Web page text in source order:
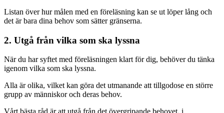
Listan över hur målen med en föreläsning kan se ut löper lång och
det är bara dina behov som sätter gränserna.
2. Utgå från vilka som ska lyssna
När du har syftet med föreläsningen klart för dig, behöver du tänka
igenom vilka som ska lyssna.
Alla är olika, vilket kan göra det utmanande att tillgodose en större
grupp av människor och deras behov.